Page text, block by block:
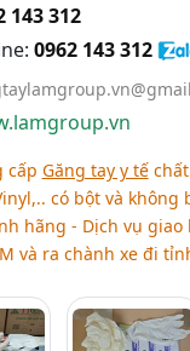
143 312
0962 143 312
cấp Găng tay y tếchất
có bột và không
hãng - Dịch vụ
và ra chành xe đi